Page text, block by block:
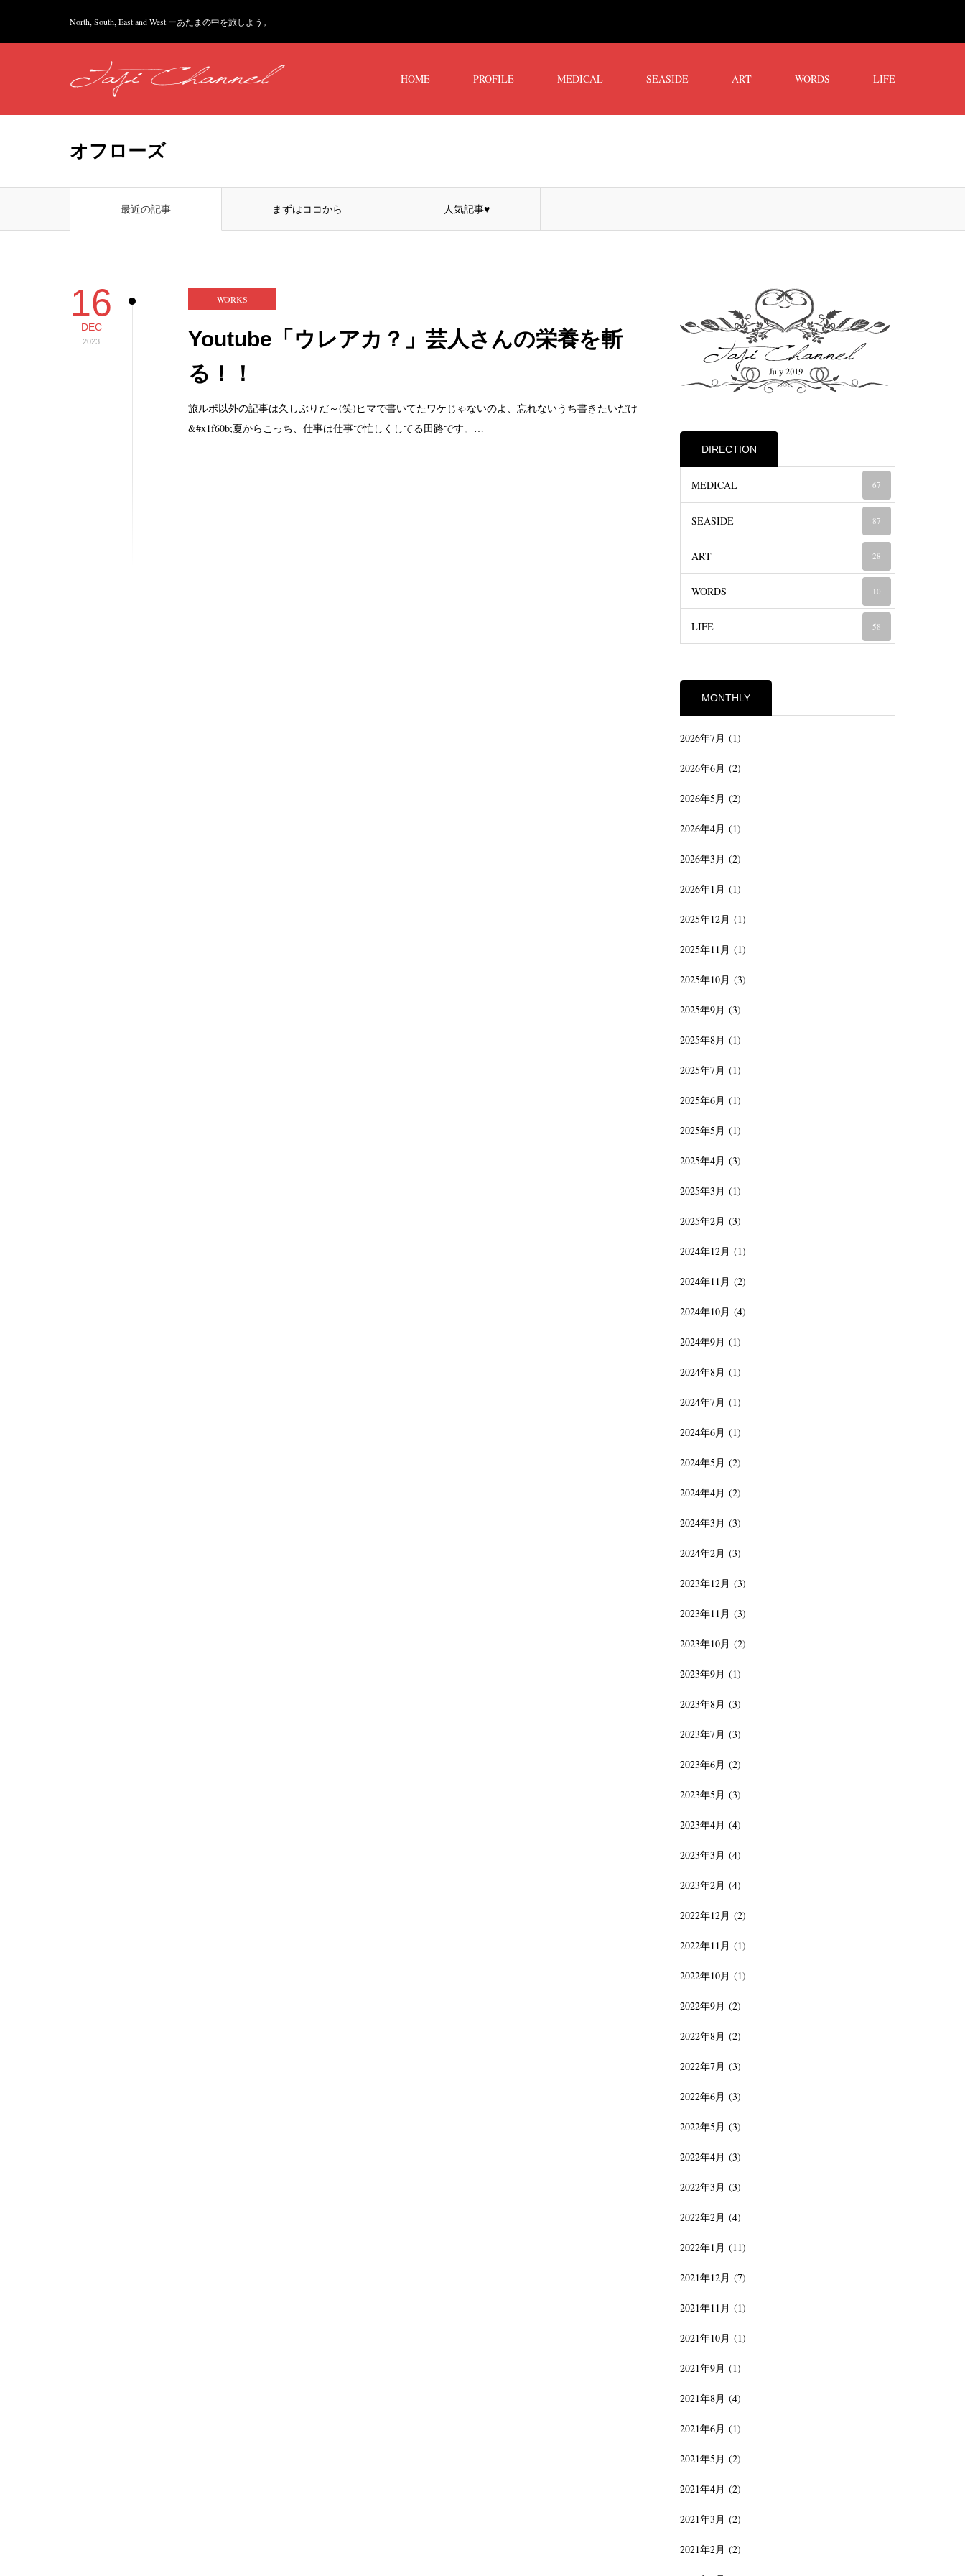
North, South, East and West ーあたまの中を旅しよう。
HOME PROFILE MEDICAL SEASIDE ART WORDS LIFE
オフローズ
最近の記事 まずはココから 人気記事♥
16
DEC
2023
WORKS
Youtube「ウレアカ？」芸人さんの栄養を斬
る！！
旅ルポ以外の記事は久しぶりだ～(笑)ヒマで書いてたワケじゃないのよ、忘れないうち書きたいだけ
&#x1f60b;夏からこっち、仕事は仕事で忙しくしてる田路です。…
DIRECTION
MEDICAL 67
SEASIDE 87
ART 28
WORDS 10
LIFE 58
MONTHLY
2026年7月 (1)
2026年6月 (2)
2026年5月 (2)
2026年4月 (1)
2026年3月 (2)
2026年1月 (1)
2025年12月 (1)
2025年11月 (1)
2025年10月 (3)
2025年9月 (3)
2025年8月 (1)
2025年7月 (1)
2025年6月 (1)
2025年5月 (1)
2025年4月 (3)
2025年3月 (1)
2025年2月 (3)
2024年12月 (1)
2024年11月 (2)
2024年10月 (4)
2024年9月 (1)
2024年8月 (1)
2024年7月 (1)
2024年6月 (1)
2024年5月 (2)
2024年4月 (2)
2024年3月 (3)
2024年2月 (3)
2023年12月 (3)
2023年11月 (3)
2023年10月 (2)
2023年9月 (1)
2023年8月 (3)
2023年7月 (3)
2023年6月 (2)
2023年5月 (3)
2023年4月 (4)
2023年3月 (4)
2023年2月 (4)
2022年12月 (2)
2022年11月 (1)
2022年10月 (1)
2022年9月 (2)
2022年8月 (2)
2022年7月 (3)
2022年6月 (3)
2022年5月 (3)
2022年4月 (3)
2022年3月 (3)
2022年2月 (4)
2022年1月 (11)
2021年12月 (7)
2021年11月 (1)
2021年10月 (1)
2021年9月 (1)
2021年8月 (4)
2021年6月 (1)
2021年5月 (2)
2021年4月 (2)
2021年3月 (2)
2021年2月 (2)